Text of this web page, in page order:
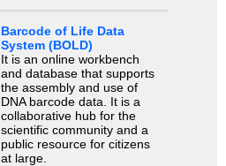
Barcode of Life Data
System (BOLD)
It is an online workbench
and database that supports
the assembly and use of
DNA barcode data. It is a
collaborative hub for the
scientific community and a
public resource for citizens
at large.